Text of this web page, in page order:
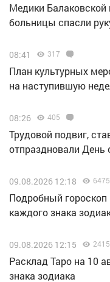
Медики Балаковской
больницы спасли
08:41 317
План культурных
на наступившую
08:26 405
Трудовой подвиг,
отпраздновали День
09.08.2026 12:18 6475
Подробный гороскоп
каждого знака
09.08.2026 12:15 2415
Расклад Таро на 10
знака зодиака